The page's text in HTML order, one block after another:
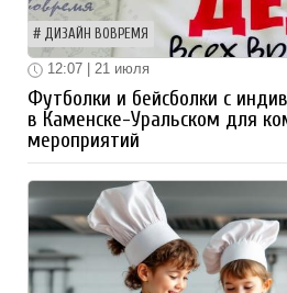
ДИЗАЙН ВОВРЕМЯ
12:07 | 21 июля
Футболки и бейсболки с
в Каменске-Уральском для
мероприятий